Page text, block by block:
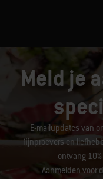
Meld je
E-mailupdates van
fijnproevers en
ontvang
Aanmelden voor